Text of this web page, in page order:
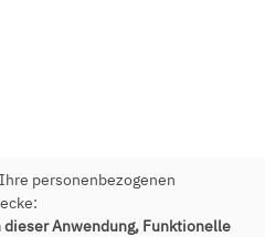
150
eching.de
personenbezogenen
Anwendung, Funktionelle